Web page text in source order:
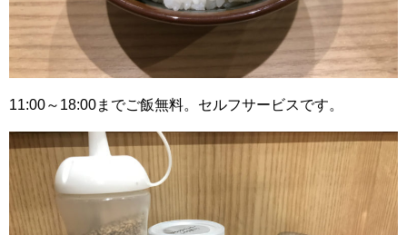
11:00～18:00までご飯無料。セルフサービスです。